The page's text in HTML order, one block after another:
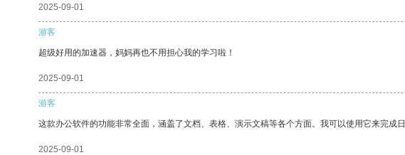
2025-09-01
游客
超级好用的加速器，妈妈再也不用担心我的学习啦！
2025-09-01
游客
这款办公软件的功能非常全面，涵盖了文档、表格、演示文稿等各个方面。我可以使用它来完成
2025-09-01